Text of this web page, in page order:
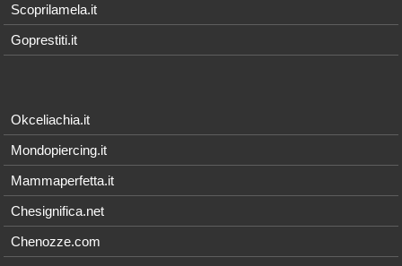
Scoprilamela.it
Goprestiti.it
Okceliachia.it
Mondopiercing.it
Mammaperfetta.it
Chesignifica.net
Chenozze.com